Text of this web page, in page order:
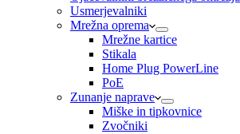
Usmerjevalniki
Mrežna oprema
Mrežne kartice
Stikala
Home Plug PowerLine
PoE
Zunanje naprave
Miške in tipkovnice
Zvočniki